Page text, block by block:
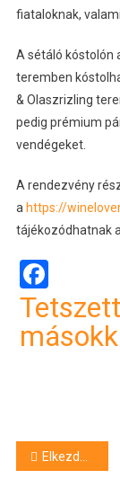
fiataloknak,
A sétáló kóstolón
teremben
& Olaszrizling
pedig prémium
vendégeket.
A rendezvény
a https://
tájékozódhatnak
Elkezdődött a Zámbó Jimmyről szóló film forgatása